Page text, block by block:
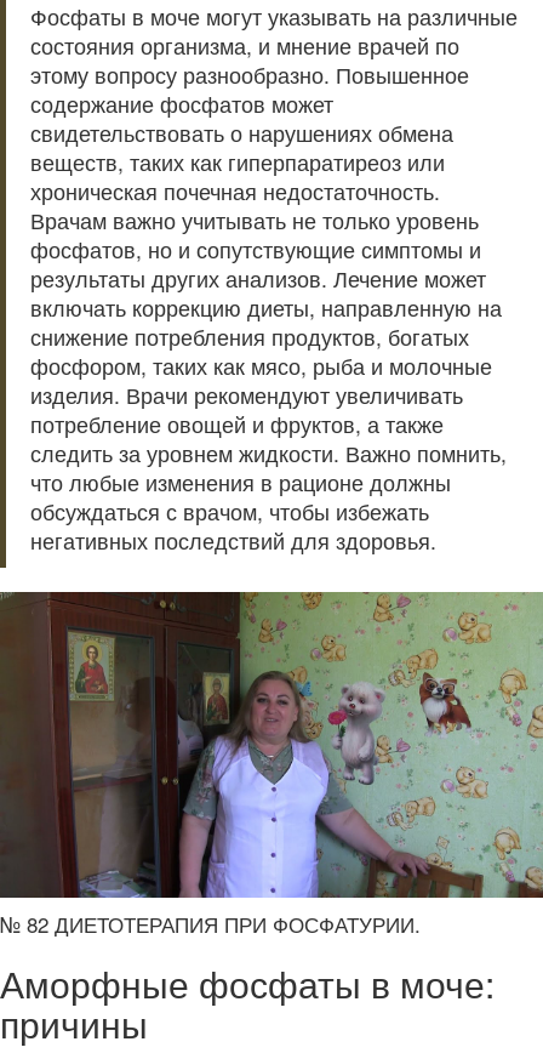
Фосфаты в моче могут указывать на различные
состояния организма, и мнение врачей по
этому вопросу разнообразно. Повышенное
содержание фосфатов может
свидетельствовать о нарушениях обмена
веществ, таких как гиперпаратиреоз или
хроническая почечная недостаточность.
Врачам важно учитывать не только уровень
фосфатов, но и сопутствующие симптомы и
результаты других анализов. Лечение может
включать коррекцию диеты, направленную на
снижение потребления продуктов, богатых
фосфором, таких как мясо, рыба и молочные
изделия. Врачи рекомендуют увеличивать
потребление овощей и фруктов, а также
следить за уровнем жидкости. Важно помнить,
что любые изменения в рационе должны
обсуждаться с врачом, чтобы избежать
негативных последствий для здоровья.
№ 82 ДИЕТОТЕРАПИЯ ПРИ ФОСФАТУРИИ.
Аморфные фосфаты в моче:
причины